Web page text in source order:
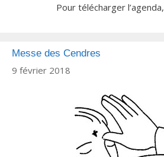
Pour télécharger l’agenda,
Messe des Cendres
9 février 2018